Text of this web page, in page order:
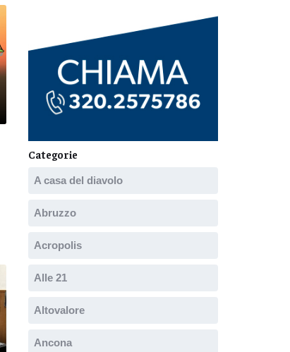
Categorie
A casa del diavolo
Abruzzo
Acropolis
Alle 21
Altovalore
Ancona